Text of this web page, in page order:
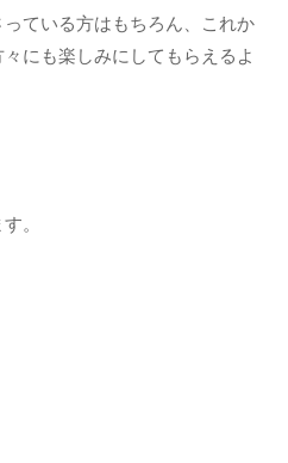
ている方はもちろん、これか
にも楽しみにしてもらえるよ
。